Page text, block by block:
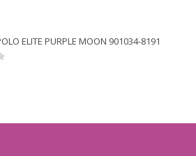
ELITE PURPLE MOON 901034-8191